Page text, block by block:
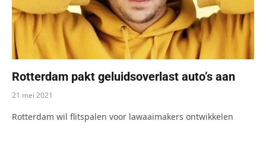
Rotterdam pakt geluidsoverlast auto’s aan
21 mei 2021
Rotterdam wil flitspalen voor lawaaimakers ontwikkelen